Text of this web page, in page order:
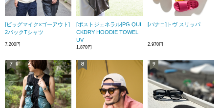
[ビッグマイク×ゴーアウト]
2パックTシャツ
7,200円
[ポストジェネラル]PG QUI
CKDRY HOODIE TOWEL
UV
1,870円
[バナコ]トヴ スリッパ
2,970円